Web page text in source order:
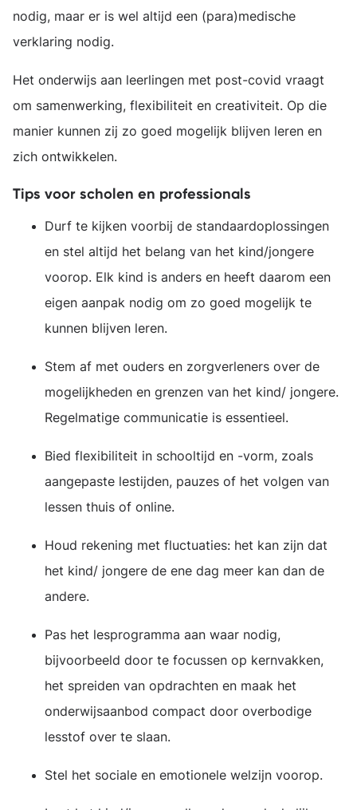
nodig, maar er is wel altijd een (para)medische
verklaring nodig.
Het onderwijs aan leerlingen met post-covid vraagt
om samenwerking, flexibiliteit en creativiteit. Op die
manier kunnen zij zo goed mogelijk blijven leren en
zich ontwikkelen.
Tips voor scholen en professionals
Durf te kijken voorbij de standaardoplossingen
en stel altijd het belang van het kind/jongere
voorop. Elk kind is anders en heeft daarom een
eigen aanpak nodig om zo goed mogelijk te
kunnen blijven leren.
Stem af met ouders en zorgverleners over de
mogelijkheden en grenzen van het kind/ jongere.
Regelmatige communicatie is essentieel.
Bied flexibiliteit in schooltijd en -vorm, zoals
aangepaste lestijden, pauzes of het volgen van
lessen thuis of online.
Houd rekening met fluctuaties: het kan zijn dat
het kind/ jongere de ene dag meer kan dan de
andere.
Pas het lesprogramma aan waar nodig,
bijvoorbeeld door te focussen op kernvakken,
het spreiden van opdrachten en maak het
onderwijsaanbod compact door overbodige
lesstof over te slaan.
Stel het sociale en emotionele welzijn voorop.